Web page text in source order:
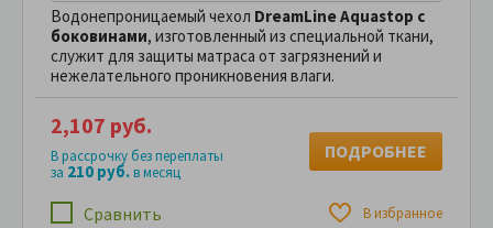
Водонепроницаемый чехол DreamLine Aquastop с
боковинами, изготовленный из специальной ткани,
служит для защиты матраса от загрязнений и
нежелательного проникновения влаги.
Сравнить В избранное
2,107 руб.
В рассрочку без переплаты
за 210 руб.в месяц
ПОДРОБНЕЕ